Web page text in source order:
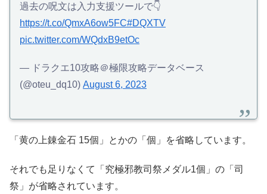
過去の呪文は入力支援ツールで👇
https://t.co/QmxA6ow5FC#DQXTV
pic.twitter.com/WQdxB9etOc
— ドラクエ10攻略＠極限攻略データベース
(@oteu_dq10) August 6, 2023
「黄の上錬金石 15個」とかの「個」を省略しています。
それでも足りなくて「究極邪教司祭メダル1個」の「司
祭」が省略されています。